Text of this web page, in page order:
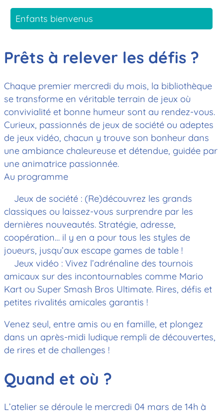
Enfants bienvenus
Prêts à relever les défis ?
Chaque premier mercredi du mois, la bibliothèque
se transforme en véritable terrain de jeux où
convivialité et bonne humeur sont au rendez-vous.
Curieux, passionnés de jeux de société ou adeptes
de jeux vidéo, chacun y trouve son bonheur dans
une ambiance chaleureuse et détendue, guidée par
une animatrice passionnée.
Au programme
Jeux de société : (Re)découvrez les grands
classiques ou laissez-vous surprendre par les
dernières nouveautés. Stratégie, adresse,
coopération… il y en a pour tous les styles de
joueurs, jusqu’aux escape games de table !
Jeux vidéo : Vivez l’adrénaline des tournois
amicaux sur des incontournables comme Mario
Kart ou Super Smash Bros Ultimate. Rires, défis et
petites rivalités amicales garantis !
Venez seul, entre amis ou en famille, et plongez
dans un après-midi ludique rempli de découvertes,
de rires et de challenges !
Quand et où ?
L’atelier se déroule le mercredi 04 mars de 14h à